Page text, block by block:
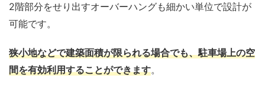
2階部分をせり出すオーバーハングも細かい単位で設計が
可能です。
狭小地などで建築面積が限られる場合でも、駐車場上の空
間を有効利用することができます。